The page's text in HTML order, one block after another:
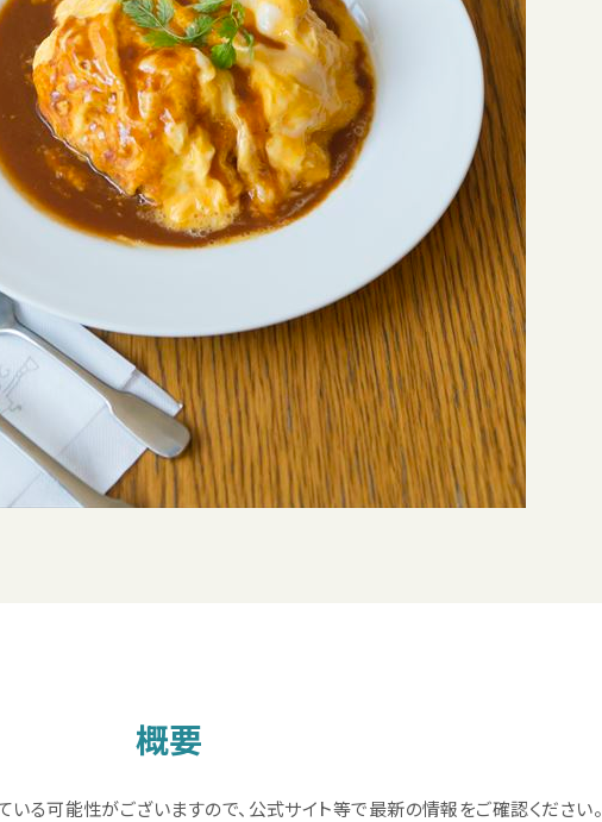
概要
る可能性がございますので、公式サイト等で最新の情報をご確認ください。